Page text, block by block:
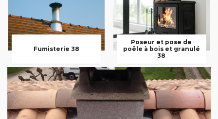
Fumisterie 38
Poseur et pose de
poêle à bois et granulé
38